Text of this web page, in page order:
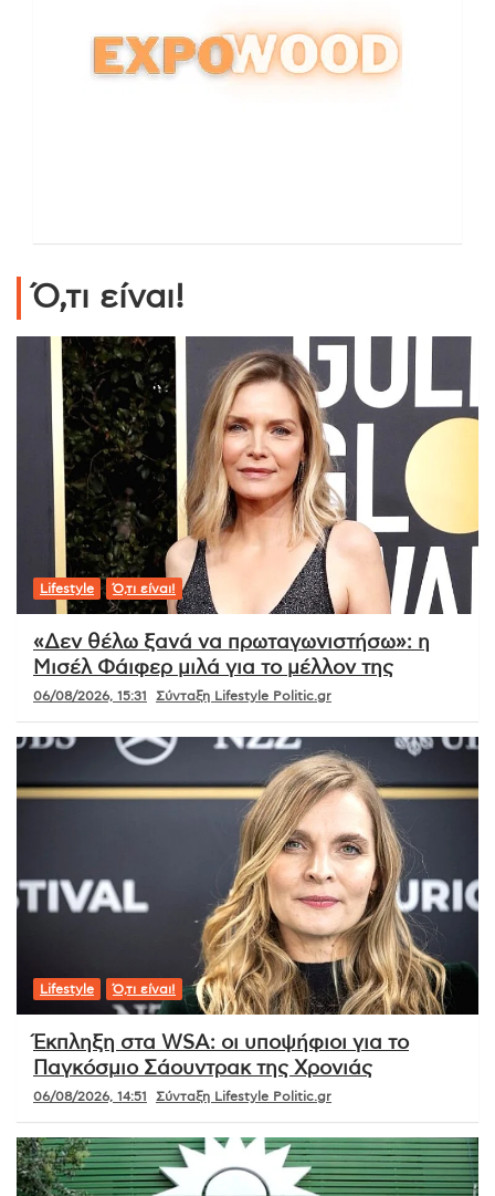
Ό,τι είναι!
Lifestyle Ό,τι είναι!
«Δεν θέλω ξανά να πρωταγωνιστήσω»: η
Μισέλ Φάιφερ μιλά για το μέλλον της
06/08/2026, 15:31 Σύνταξη Lifestyle Politic.gr
Lifestyle Ό,τι είναι!
Έκπληξη στα WSA: οι υποψήφιοι για το
Παγκόσμιο Σάουντρακ της Χρονιάς
06/08/2026, 14:51 Σύνταξη Lifestyle Politic.gr